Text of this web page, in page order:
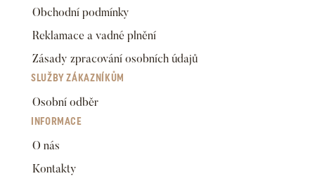
Obchodní podmínky
Reklamace a vadné plnění
Zásady zpracování osobních údajů
SLUŽBY ZÁKAZNÍKŮM
Osobní odběr
INFORMACE
O nás
Kontakty